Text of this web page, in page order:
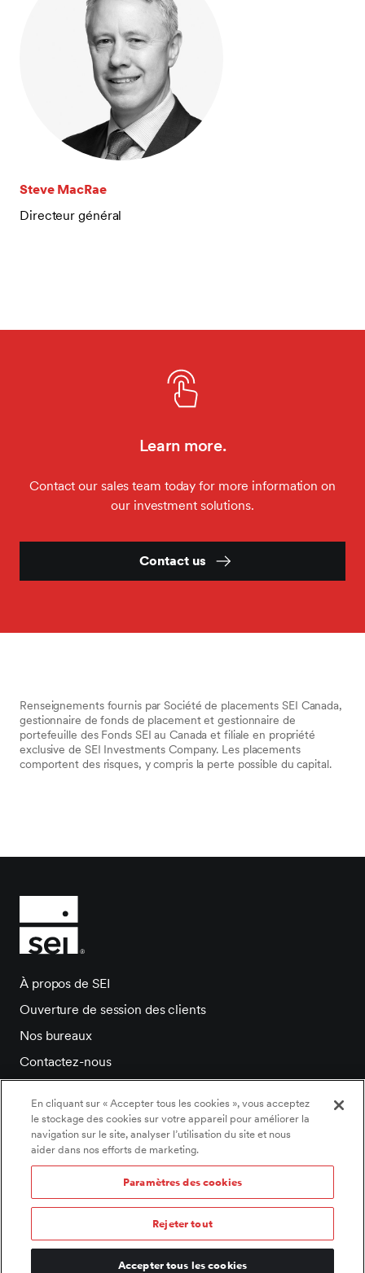
Steve MacRae
Directeur général
Learn more.
Contact our sales team today for more information on
our investment solutions.
Contact us
Renseignements fournis par Société de placements SEI Canada,
gestionnaire de fonds de placement et gestionnaire de
portefeuille des Fonds SEI au Canada et filiale en propriété
exclusive de SEI Investments Company. Les placements
comportent des risques, y compris la perte possible du capital.
À propos de SEI
Ouverture de session des clients
Nos bureaux
Contactez-nous
Carrieres
©2026 SEI Tous droits réservés.
Politique de témoins
Déclaration d’accessibilité
Conditions d’utilisation / Documents légaux /
Informations et avis importants
En cliquant sur « Accepter tous les cookies », vous acceptez
le stockage des cookies sur votre appareil pour améliorer la
navigation sur le site, analyser l’utilisation du site et nous
aider dans nos efforts de marketing.
Paramètres des cookies
Rejeter tout
Accepter tous les cookies